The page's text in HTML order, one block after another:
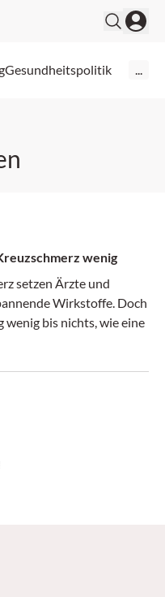
Gesundheitspolitik ...
wenig
setzen Ärzte und
Wirkstoffe. Doch
bis nichts, wie eine